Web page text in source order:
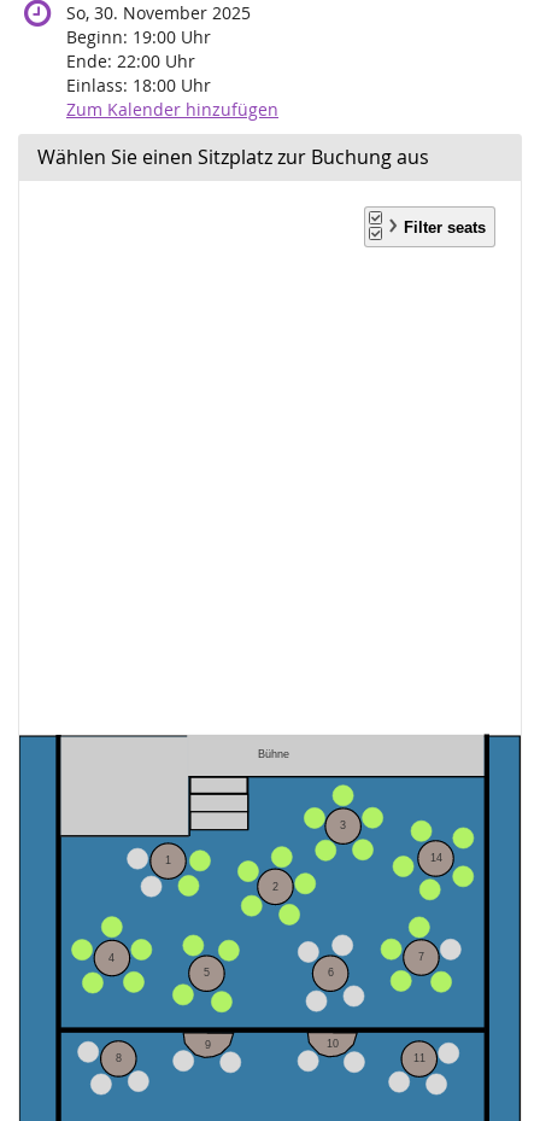
So, 30. November 2025
Beginn: 19:00 Uhr
Ende: 22:00 Uhr
Einlass: 18:00 Uhr
Zum Kalender hinzufügen
Wählen Sie einen Sitzplatz zur Buchung aus